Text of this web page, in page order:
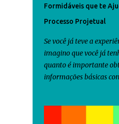
Formidáveis que te
Processo Projetual
Se você já teve a
imagino que você já
quanto é importante
informações básicas